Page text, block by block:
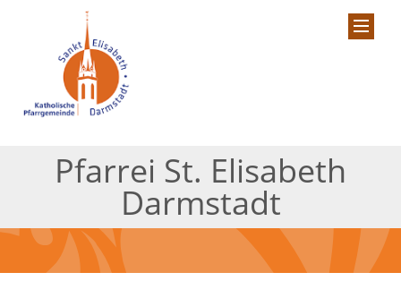
Pfarrei St. Elisabeth
Darmstadt